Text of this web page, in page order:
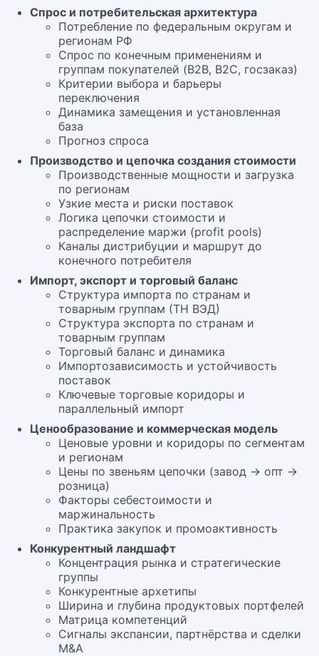
Спрос и потребительская архитектура
Потребление по федеральным округам и
регионам РФ
Спрос по конечным применениям и
группам покупателей (B2B, B2C, госзаказ)
Критерии выбора и барьеры
переключения
Динамика замещения и установленная
база
Прогноз спроса
Производство и цепочка создания стоимости
Производственные мощности и загрузка
по регионам
Узкие места и риски поставок
Логика цепочки стоимости и
распределение маржи (profit pools)
Каналы дистрибуции и маршрут до
конечного потребителя
Импорт, экспорт и торговый баланс
Структура импорта по странам и
товарным группам (ТН ВЭД)
Структура экспорта по странам и
товарным группам
Торговый баланс и динамика
Импортозависимость и устойчивость
поставок
Ключевые торговые коридоры и
параллельный импорт
Ценообразование и коммерческая модель
Ценовые уровни и коридоры по сегментам
и регионам
Цены по звеньям цепочки (завод → опт →
розница)
Факторы себестоимости и
маржинальность
Практика закупок и промоактивность
Конкурентный ландшафт
Концентрация рынка и стратегические
группы
Конкурентные архетипы
Ширина и глубина продуктовых портфелей
Матрица компетенций
Сигналы экспансии, партнёрства и сделки
M&A